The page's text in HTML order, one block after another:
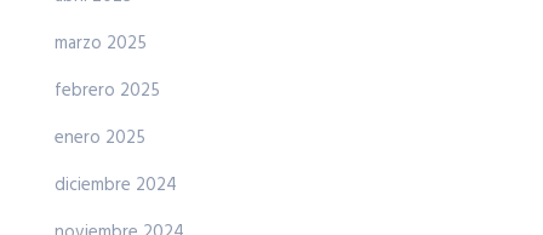
marzo 2025
febrero 2025
enero 2025
diciembre 2024